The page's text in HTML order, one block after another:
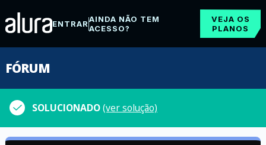
ENTRARAINDA NÃO TEM
ACESSO?
VEJA OS
PLANOS
FÓRUM
SOLUCIONADO(ver solução)